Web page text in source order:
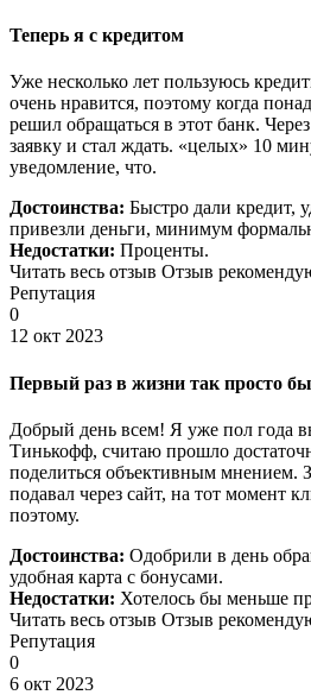
Теперь я с кредитом
Уже несколько лет пользуюсь
очень нравится, поэтому когда
решил обращаться в этот банк.
заявку и стал ждать. «целых» 10
уведомление, что.
Достоинства: Быстро дали кредит,
привезли деньги, минимум
Недостатки: Проценты.
Читать весь отзыв Отзыв
Репутация
0
12 окт 2023
Первый раз в жизни так просто
Добрый день всем! Я уже пол года
Тинькофф, считаю прошло
поделиться объективным мнением.
подавал через сайт, на тот момент
поэтому.
Достоинства: Одобрили в день
удобная карта с бонусами.
Недостатки: Хотелось бы меньше
Читать весь отзыв Отзыв
Репутация
0
6 окт 2023